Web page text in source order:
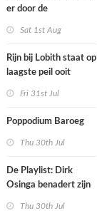
er door de
anders gaan uitzien
Sat 1st Aug
Rijn bij Lobith staat op
laagste peil ooit
Fri 31st Jul
Poppodium Baroeg
Thu 30th Jul
De Playlist: Dirk
Osinga benadert zijn
Thu 30th Jul